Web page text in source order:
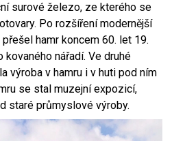
surové železo, ze kterého se
Po rozšíření modernější
hamr koncem 60. let 19.
kovaného nářadí. Ve druhé
výroba v hamru i v huti pod ním
se stal muzejní expozicí,
staré průmyslové výroby.